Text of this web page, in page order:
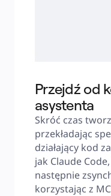
Przejdź od
asystenta
Skróć czas
przekładając
działający kod
jak Claude
następnie
korzystając z